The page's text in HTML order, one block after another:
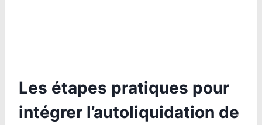
Les étapes pratiques pour
intégrer l’autoliquidation de